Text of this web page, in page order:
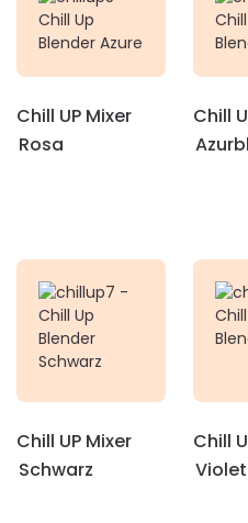
Chill UP Mixer
Rosa
Chill
Chill UP Mixer
Schwarz
Chill